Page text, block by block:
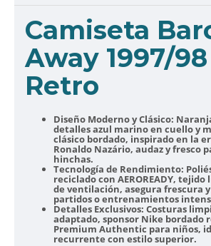
Camiseta
Away 1997/
Retro
Diseño Moderno y Clásico:
detalles azul marino en cuello y
clásico bordado, inspirado en la
Ronaldo Nazário, audaz y fresco
hinchas.
Tecnología de Rendimiento:
reciclado con AEROREADY,
de ventilación, asegura frescura
partidos o entrenamientos
Detalles Exclusivos: Costuras
adaptado, sponsor Nike bordado
Premium Authentic para niños,
recurrente con estilo superior.